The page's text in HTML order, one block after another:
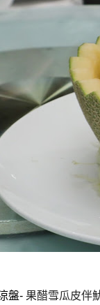
盤- 果醋雪瓜皮伴